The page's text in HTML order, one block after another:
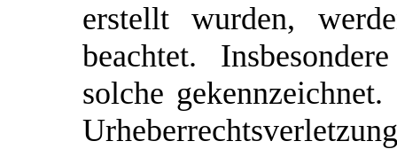
erstellt wurden,
beachtet.
solche